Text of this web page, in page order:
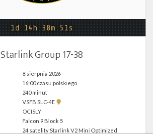
1d 14h 38m 51s
Starlink Group 17-38
8 sierpnia 2026
16:00 czasu polskiego
240 minut
VSFB SLC-4E
Pokaż
SLC-
4E w
Google
OCISLY
Falcon 9 Block 5
24 satelity Starlink V2 Mini Optimized